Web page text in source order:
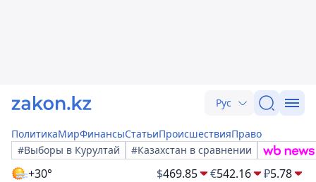
Рус
ПолитикаМирФинансыСтатьиПроисшествияПраво
#Выборы в Курултай
#Казахстан в сравнении
+30° $469.85 €542.16 ₽5.78